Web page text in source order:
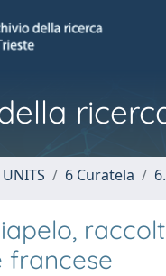
6 Curatela
francese